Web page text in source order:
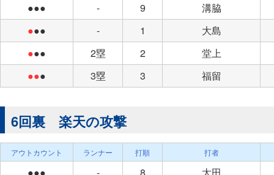
●●● - 9
溝脇
●●● - 1
大島
●●● 2塁 2
堂上
●●● 3塁 3 福留
6回裏 楽天の攻撃
アウトカウント ランナー 打順 打者